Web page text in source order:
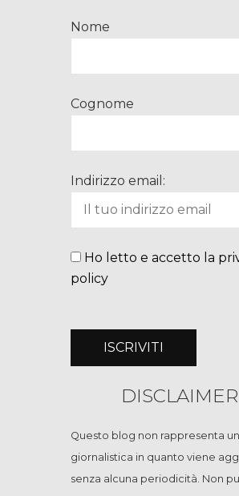
Nome
Cognome
Indirizzo email:
Ho letto e accetto la
policy
DISCLAIMER
Questo blog non rappresenta
giornalistica in quanto viene
senza alcuna periodicità. Non